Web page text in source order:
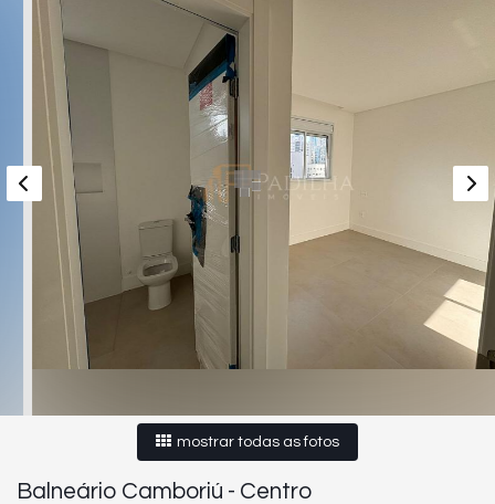
mostrar todas as fotos
Balneário Camboriú - Centro